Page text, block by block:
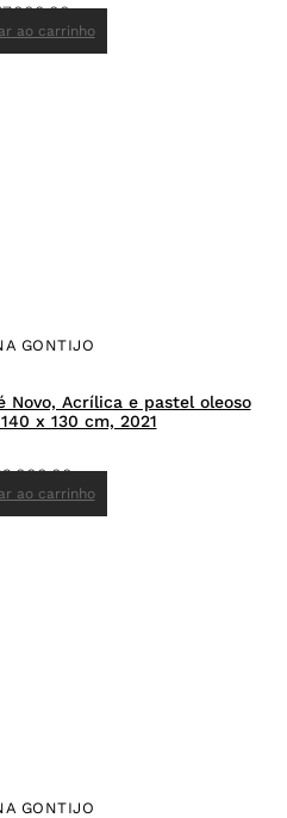
ao carrinho
GONTIJO
Novo, Acrílica e pastel oleoso
x 130 cm, 2021
ao carrinho
GONTIJO